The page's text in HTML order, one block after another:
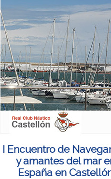
I Encuentro de
y amantes del mar
España en